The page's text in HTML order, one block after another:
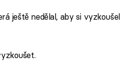
ještě nedělal, aby si vyzkoušel